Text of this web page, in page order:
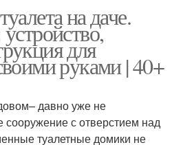
на даче.
для
руками | 40+
давно уже не
с отверстием над
туалетные домики не